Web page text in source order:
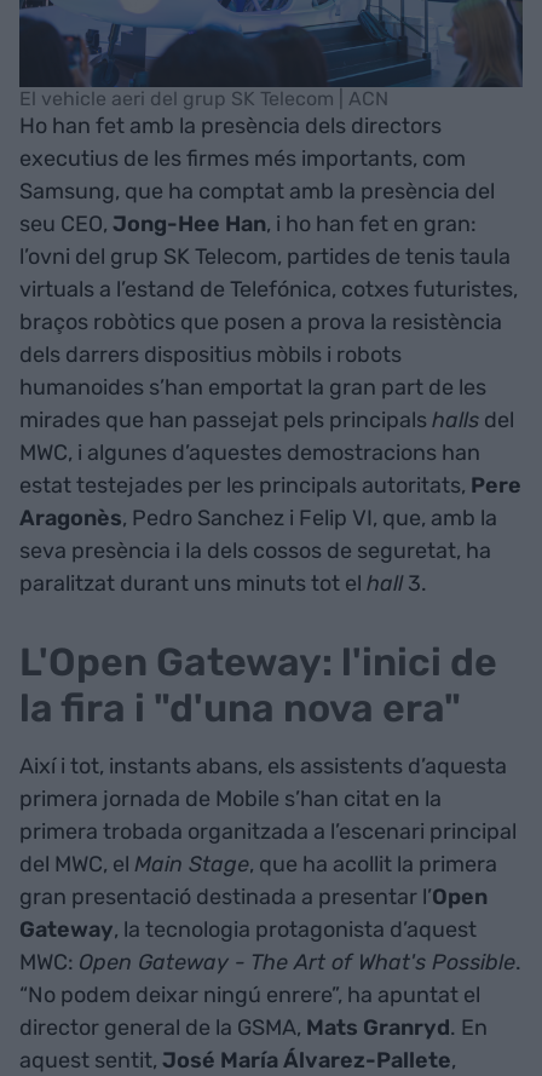
El vehicle aeri del grup SK Telecom | ACN
Ho han fet amb la presència dels directors
executius de les firmes més importants, com
Samsung, que ha comptat amb la presència del
seu CEO, Jong-Hee Han, i ho han fet en gran:
l’ovni del grup SK Telecom, partides de tenis taula
virtuals a l’estand de Telefónica, cotxes futuristes,
braços robòtics que posen a prova la resistència
dels darrers dispositius mòbils i robots
humanoides s’han emportat la gran part de les
mirades que han passejat pels principalshalls del
MWC, i algunes d’aquestes demostracions han
estat testejades per les principals autoritats, Pere
Aragonès, Pedro Sanchez i Felip VI, que, amb la
seva presència i la dels cossos de seguretat, ha
paralitzat durant uns minuts tot el hall 3.
L'Open Gateway: l'inici de
la fira i "d'una nova era"
Així i tot, instants abans, els assistents d’aquesta
primera jornada de Mobile s’han citat en la
primera trobada organitzada a l’escenari principal
del MWC, el Main Stage, que ha acollit la primera
gran presentació destinada a presentar l’Open
Gateway, la tecnologia protagonista d’aquest
MWC: Open Gateway - The Art of What's Possible.
“No podem deixar ningú enrere”, ha apuntat el
director general de la GSMA, Mats Granryd. En
aquest sentit, José María Álvarez-Pallete,